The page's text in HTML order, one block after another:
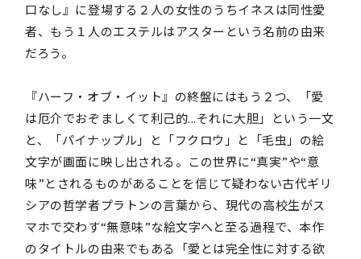
口なし』に登場する２人の女性のうちイネスは同性愛
者、もう１人のエステルはアスターという名前の由来
だろう。
『ハーフ・オブ・イット』の終盤にはもう２つ、「愛
は厄介でおぞましくて利己的...それに大胆」という一文
と、「パイナップル」と「フクロウ」と「毛虫」の絵
文字が画面に映し出される。この世界に“真実”や“意
味”とされるものがあることを信じて疑わない古代ギリ
シアの哲学者プラトンの言葉から、現代の高校生がス
マホで交わす“無意味”な絵文字へと至る過程で、本作
のタイトルの由来でもある「愛とは完全性に対する欲